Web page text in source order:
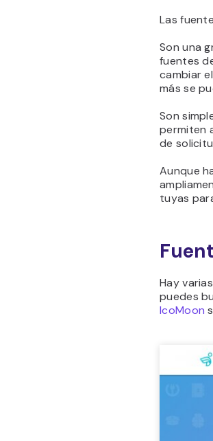
Las
Son una
fuentes
cambiar
más se
Son
permiten
de
Aunque
tuyas
Hay
puedes
IcoMoon